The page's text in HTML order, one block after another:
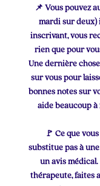
📌 Vous pouvez
mardi sur deux)
inscrivant, vous
rien que pour
Une dernière
sur vous pour
bonnes notes sur
aide beaucoup
🚩 Ce que
substitue pas à
un avis
thérapeute, faites